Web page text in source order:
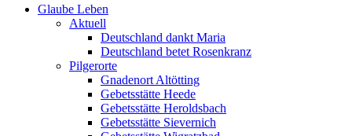
Glaube Leben
Aktuell
Deutschland dankt Maria
Deutschland betet Rosenkranz
Pilgerorte
Gnadenort Altötting
Gebetsstätte Heede
Gebetsstätte Heroldsbach
Gebetsstätte Sievernich